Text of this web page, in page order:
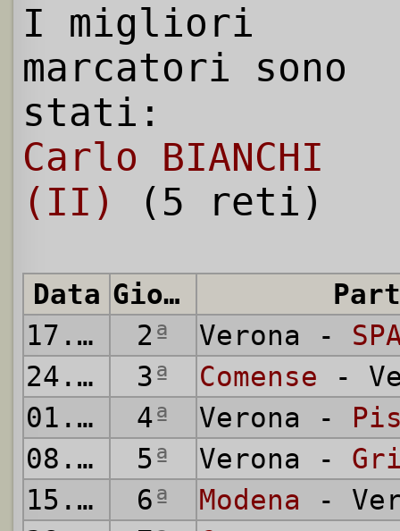
I migliori
marcatori sono
stati:
Carlo BIANCHI
(II)
(5 reti)
Data Giornata
17.09.
1933
2ª Verona -
24.09.
1933
3ª Comense -
01.10.
1933
4ª Verona -
08.10.
1933
5ª Verona -
15.10.
1933
6ª Modena -